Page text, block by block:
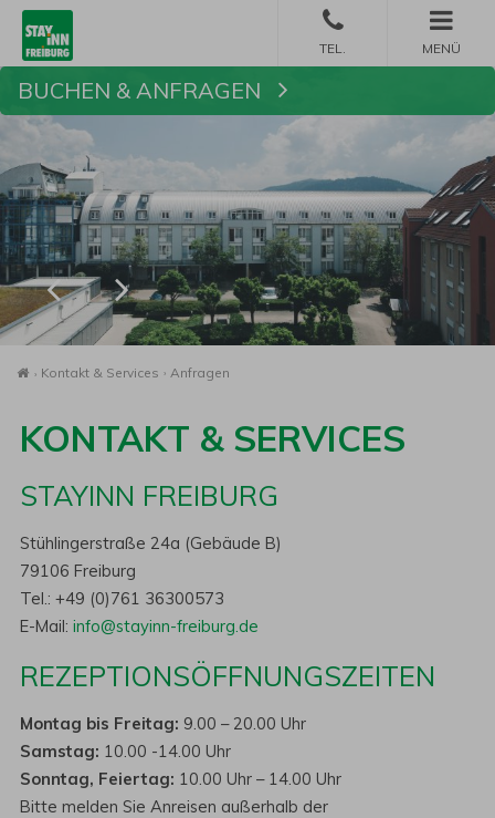
MENÜ
BUCHEN & ANFRAGEN
Startseite
Kontakt & Services Anfragen
KONTAKT & SERVICES
STAYINN FREIBURG
Stühlingerstraße 24a (Gebäude B)
79106 Freiburg
Tel.: +49 (0)761 36300573
E-Mail:info@stayinn-freiburg.de
REZEPTIONSÖFFNUNGSZEITEN
Montag bis Freitag: 9.00 – 20.00 Uhr
Samstag: 10.00 -14.00 Uhr
Sonntag, Feiertag: 10.00 Uhr – 14.00 Uhr
Bitte melden Sie Anreisen außerhalb der